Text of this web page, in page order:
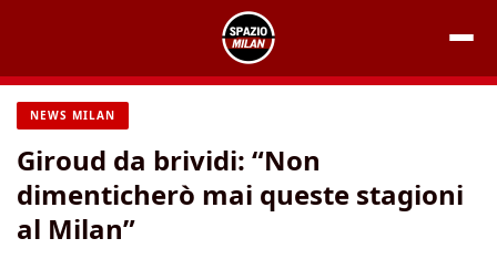
contenuto
NEWS MILAN
Giroud da brividi: “Non
dimenticherò mai queste stagioni
al Milan”